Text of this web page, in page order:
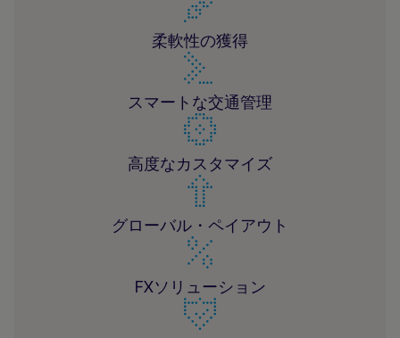
柔軟性の獲得
スマートな交通管理
高度なカスタマイズ
グローバル・ペイアウト
FXソリューション